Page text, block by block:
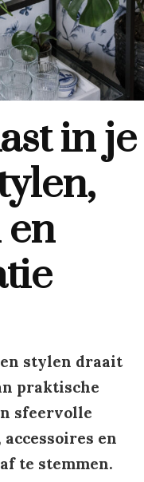
in je
stylen draait
praktische
sfeervolle
en
te stemmen.